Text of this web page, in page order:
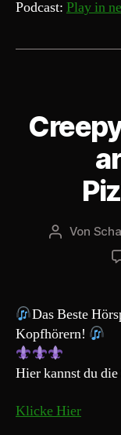
Podcast: Play in
Von
Das Beste
Kopfhörern!
Hier kannst du
Klicke Hier